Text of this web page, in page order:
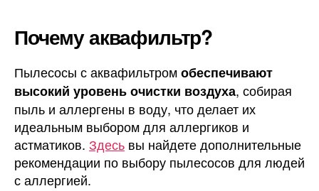
Почему аквафильтр?
Пылесосы с аквафильтромобеспечивают
высокий уровень очистки воздуха, собирая
пыль и аллергены в воду, что делает их
идеальным выбором для аллергиков и
астматиков. Здесь вы найдете дополнительные
рекомендации по выбору пылесосов для людей
с аллергией.